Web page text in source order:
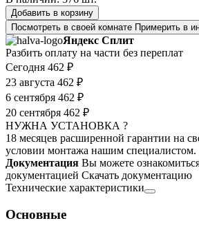
Добавить в корзину
Посмотреть в своей комнате Примерить в
Яндекс Сплит
Разбить оплату на части без переплат
Сегодня 462 ₽
23 августа 462 ₽
6 сентября 462 ₽
20 сентября 462 ₽
НУЖНА УСТАНОВКА ?
18 месяцев расширенной гарантии на
условии монтажа нашим специалистом.
Документация Вы можете
документацией Скачать документацию
Технические характеристики
Основные